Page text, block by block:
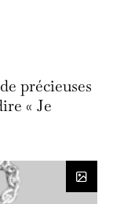
précieuses
« Je